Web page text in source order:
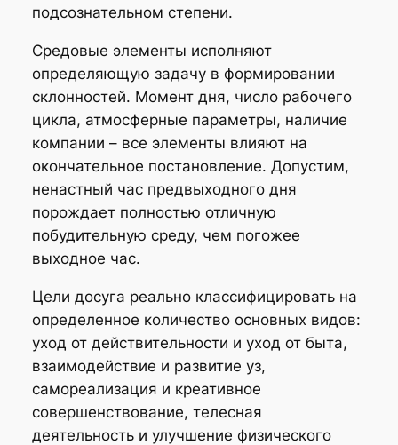
подсознательном степени.
Средовые элементы исполняют
определяющую задачу в формировании
склонностей. Момент дня, число рабочего
цикла, атмосферные параметры, наличие
компании – все элементы влияют на
окончательное постановление. Допустим,
ненастный час предвыходного дня
порождает полностью отличную
побудительную среду, чем погожее
выходное час.
Цели досуга реально классифицировать на
определенное количество основных видов:
уход от действительности и уход от быта,
взаимодействие и развитие уз,
самореализация и креативное
совершенствование, телесная
деятельность и улучшение физического